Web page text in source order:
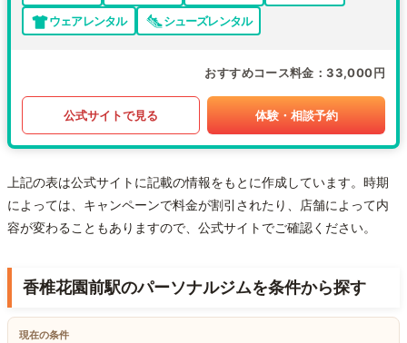
ウェアレンタル
シューズレンタル
おすすめコース料金 33,000円
公式サイトで見る 体験・相談予約
上記の表は公式サイトに記載の情報をもとに作成しています。時期
によっては、キャンペーンで料金が割引されたり、店舗によって内
容が変わることもありますので、公式サイトでご確認ください。
香椎花園前駅のパーソナルジムを条件から探す
現在の条件